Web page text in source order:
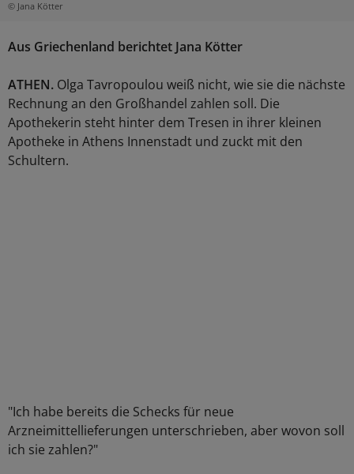
© Jana Kötter
Aus Griechenland berichtet Jana Kötter
ATHEN. Olga Tavropoulou weiß nicht, wie sie die nächste
Rechnung an den Großhandel zahlen soll. Die
Apothekerin steht hinter dem Tresen in ihrer kleinen
Apotheke in Athens Innenstadt und zuckt mit den
Schultern.
"Ich habe bereits die Schecks für neue
Arzneimittellieferungen unterschrieben, aber wovon soll
ich sie zahlen?"